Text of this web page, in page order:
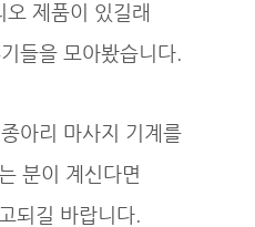
오 제품이 있길래
들을 모아봤습니다.
아리 마사지 기계를
분이 계신다면
되길 바랍니다.